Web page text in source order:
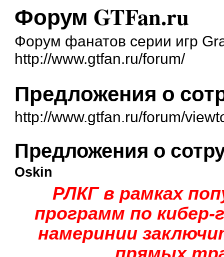
Форум GTFan.ru
Форум фанатов серии игр
http://www.gtfan.ru/forum/
Предложения о
http://www.gtfan.ru/forum/
Предложения о
Oskin
РЛКГ в рамках
программ по
намеринии